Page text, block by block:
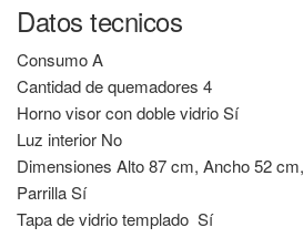
Datos tecnicos
ConsumoA
Cantidad de quemadores 4
Horno visor con doble vidrioSí
Luz interior No
Dimensiones Alto 87 cm, Ancho 52
ParrillaSí
Tapa de vidrio templado Sí